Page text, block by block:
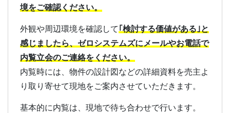
境をご確認ください。
外観や周辺環境を確認して ｢検討する価値がある｣と
感じましたら、ゼロシステムズにメールやお電話で
内覧立会のご連絡をください。
内覧時には、物件の設計図などの詳細資料を売主よ
り取り寄せて現地をご案内させていただきます。
基本的に内覧は、現地で待ち合わせで行います。